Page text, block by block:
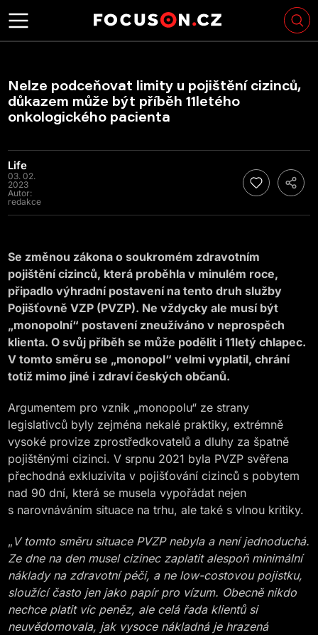
Nelze podceňovat limity u pojištění cizinců,
důkazem může být příběh 11letého
onkologického pacienta
Life
03. 02.
2023
Autor:
redakce
Se změnou zákona o soukromém zdravotním
pojištění cizinců, která proběhla v minulém roce,
připadlo výhradní postavení na tento druh služby
Pojišťovně VZP (PVZP). Ne vždycky ale musí být
„monopolní“ postavení zneužíváno v neprospěch
klienta. O svůj příběh se může podělit i 11letý chlapec.
V tomto směru se „monopol“ velmi vyplatil, chrání
totiž mimo jiné i zdraví českých občanů.
Argumentem pro vznik „monopolu“ ze strany
legislativců byly zejména nekalé praktiky, extrémně
vysoké provize zprostředkovatelů a dluhy za špatně
pojištěnými cizinci. V srpnu 2021 byla PVZP svěřena
přechodná exkluzivita v pojišťování cizinců s pobytem
nad 90 dní, která se musela vypořádat nejen
s narovnáváním situace na trhu, ale také s vlnou kritiky.
„ V tomto směru situace PVZP nebyla a není jednoduchá.
Ze dne na den musel cizinec zaplatit alespoň minimální
náklady na zdravotní péči, a ne low-costovou pojistku,
sloužící často jen jako papír pro vízum. Obecně nikdo
nechce platit víc peněz, ale celá řada klientů si
neuvědomovala, jak vysoce nákladná je hrazená